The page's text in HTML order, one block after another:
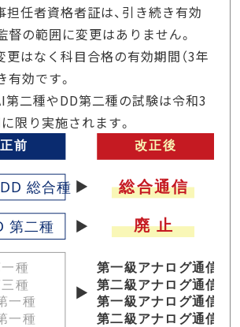
任者資格者証は、引き続き有効
督の範囲に変更はありません。
はなく科目合格の有効期間（3年
有効です。
二種やDD第二種の試験は令和3
限り実施されます。